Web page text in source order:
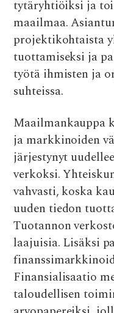
tytäryhtiöiksi ja
maailmaa.
projektikohtaista
tuottamiseksi ja
työtä ihmisten ja
suhteissa.
Maailmankauppa
ja markkinoiden
järjestynyt
verkoksi.
vahvasti, koska
uuden tiedon
Tuotannon
laajuisia. Lisäksi
Finansialisaatio
taloudellisen